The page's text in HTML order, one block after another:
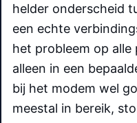
helder onderscheid
een echte
het probleem op alle
alleen in een
bij het modem wel
meestal in bereik,